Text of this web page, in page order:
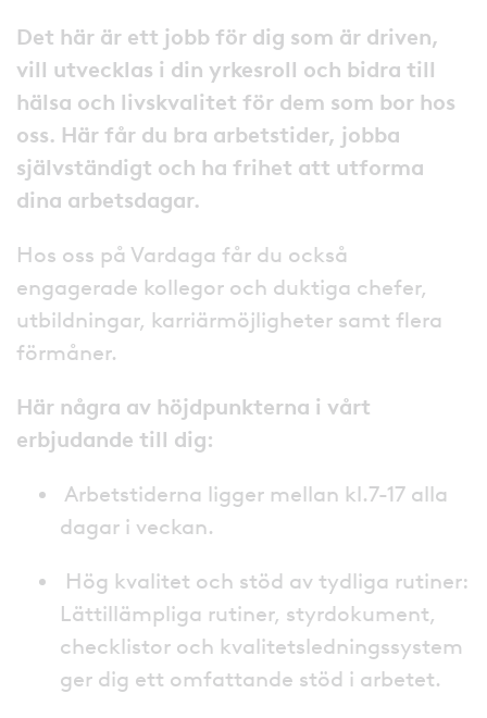
Det här är ett jobb för dig som är driven,
vill utvecklas i din yrkesroll och bidra till
hälsa och livskvalitet för dem som bor hos
oss. Här får du bra arbetstider, jobba
självständigt och ha frihet att utforma
dina arbetsdagar.
Hos oss på Vardaga får du också
engagerade kollegor och duktiga chefer,
utbildningar, karriärmöjligheter samt flera
förmåner.
Här några av höjdpunkterna i vårt
erbjudande till dig:
Arbetstiderna ligger mellan kl.7-17 alla
dagar i veckan.
Hög kvalitet och stöd av tydliga rutiner:
Lättillämpliga rutiner, styrdokument,
checklistor och kvalitetsledningssystem
ger dig ett omfattande stöd i arbetet.